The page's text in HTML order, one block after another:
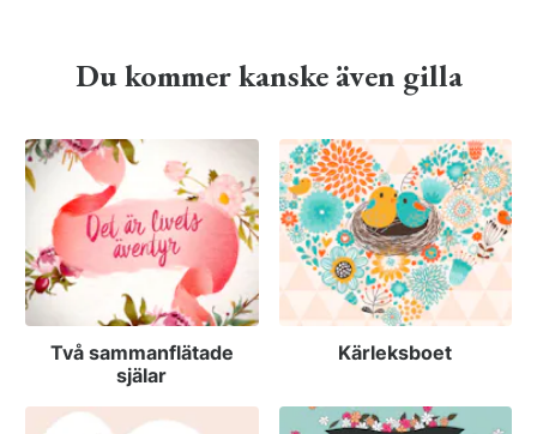
Du kommer kanske även gilla
Två sammanflätade
själar
Kärleksboet